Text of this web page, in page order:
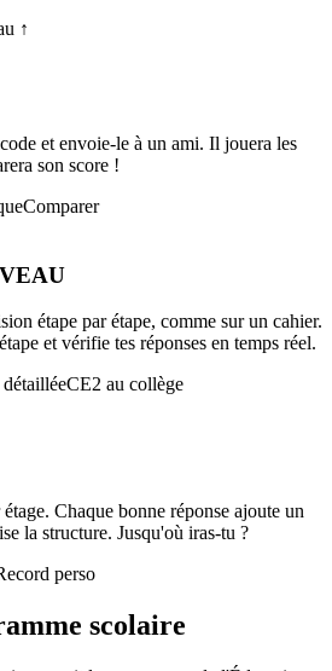
↑
et envoie-le à un ami. Il jouera les
son score !
Comparer
étape par étape, comme sur un cahier.
et vérifie tes réponses en temps réel.
CE2 au collège
Chaque bonne réponse ajoute un
la structure. Jusqu'où iras-tu ?
perso
scolaire